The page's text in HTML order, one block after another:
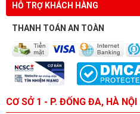
HỖ TRỢ KHÁCH HÀNG
THANH TOÁN AN TOÀN
CƠ SỞ 1 - P. ĐỐNG ĐA, HÀ NỘI